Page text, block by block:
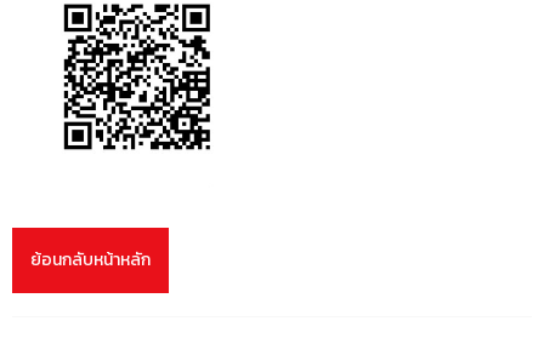
ย้อนกลับหน้าหลัก